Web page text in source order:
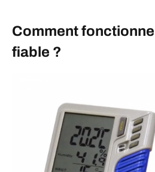
Comment
fiable ?